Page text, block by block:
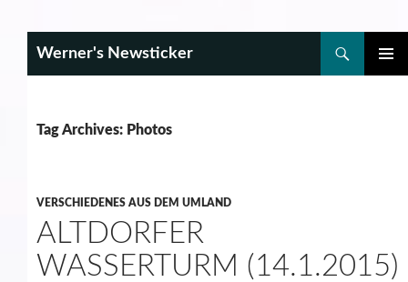
Werner's Newsticker
Tag Archives: Photos
VERSCHIEDENES AUS DEM UMLAND
ALTDORFER
WASSERTURM (14.1.2015)